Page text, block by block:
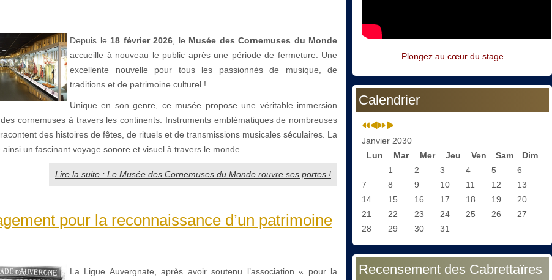
Depuis le 18 février 2026 , le Musée des Cornemuses du Monde
accueille à nouveau le public après une période de fermeture. Une
excellente nouvelle pour tous les passionnés de musique, de
traditions et de patrimoine culturel !
Unique en son genre, ce musée propose une véritable immersion
des cornemuses à travers les continents. Instruments emblématiques de nombreuses
des histoires de fêtes, de rituels et de transmissions musicales séculaires. La
un fascinant voyage sonore et visuel à travers le monde.
Lire la suite : Le Musée des Cornemuses du Monde rouvre ses portes !
pour la reconnaissance d’un patrimoine
La Ligue Auvergnate, après avoir soutenu l’association « pour la
Plongez au cœur du stage
Calendrier
Janvier 2030
Lun
Mar Mer Jeu Ven Sam
Dim
1
2 3 4 5
6
7
8 9 10 11 12
13
14
15 16 17 18 19
20
21
22 23 24 25 26
27
28
29 30 31
Recensement des Cabrettaïres